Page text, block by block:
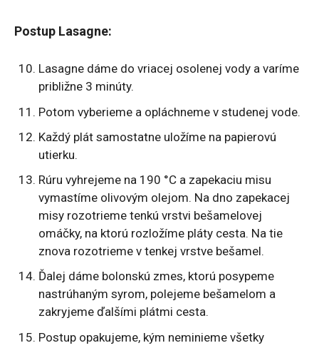
Postup Lasagne:
Lasagne dáme do vriacej osolenej vody a varíme
približne 3 minúty.
Potom vyberieme a opláchneme v studenej vode.
Každý plát samostatne uložíme na papierovú
utierku.
Rúru vyhrejeme na 190 °C a zapekaciu misu
vymastíme olivovým olejom. Na dno zapekacej
misy rozotrieme tenkú vrstvi bešamelovej
omáčky, na ktorú rozložíme pláty cesta. Na tie
znova rozotrieme v tenkej vrstve bešamel.
Ďalej dáme bolonskú zmes, ktorú posypeme
nastrúhaným syrom, polejeme bešamelom a
zakryjeme ďalšími plátmi cesta.
Postup opakujeme, kým neminieme všetky